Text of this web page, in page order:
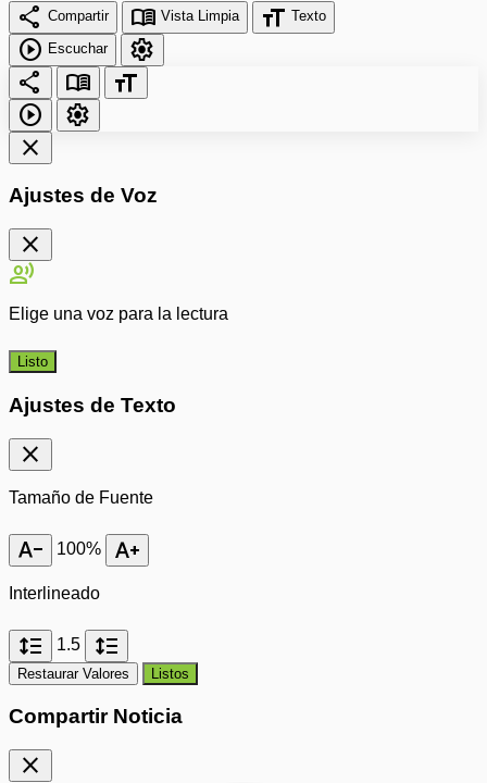
share Compartir menu_book Vista Limpia format_size Texto
play_circle Escuchar
settings
share
menu_book
format_size
play_circle
settings
close
Ajustes de Voz
close
record_voice_over
Elige una voz para la lectura
Listo
Ajustes de Texto
close
Tamaño de Fuente
text_decrease 100% text_increase
Interlineado
format_line_spacing 1.5 format_line_spacing
Restaurar Valores Listos
Compartir Noticia
close